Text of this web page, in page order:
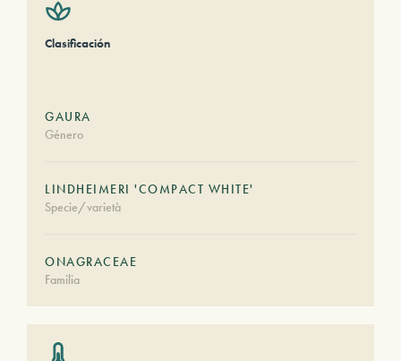
Clasificación
GAURA
Género
LINDHEIMERI 'COMPACT WHITE'
Specie/varietà
ONAGRACEAE
Familia